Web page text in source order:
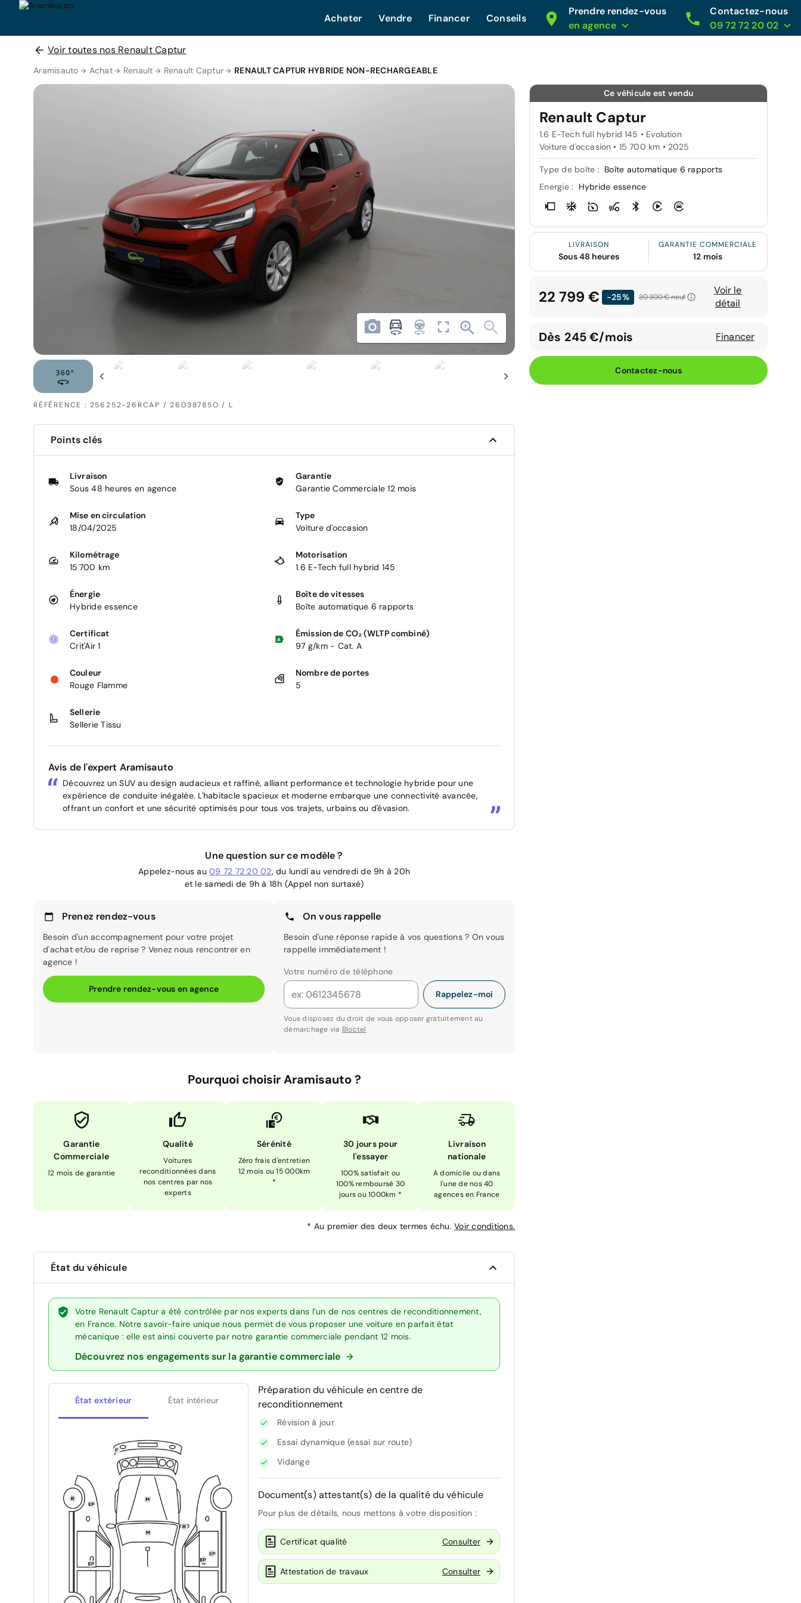
Acheter Vendre Financer Conseils
Prendre rendez-vous
en agence
Contactez-nous
09 72 72 20 02
Voir toutes nos Renault Captur
Aramisauto Achat Renault Renault Captur RENAULT CAPTUR HYBRIDE NON-RECHARGEABLE
RÉFÉRENCE : 256252-26RCAP / 26038785O / L
Ce véhicule est vendu
Renault Captur
1.6 E-Tech full hybrid 145 • Evolution
Voiture d'occasion • 15 700 km • 2025
Type de boîte : Boîte automatique 6 rapports
Energie :
Hybride essence
LIVRAISON
Sous 48 heures
GARANTIE COMMERCIALE
12 mois
22 799 € -25% 30 300 €neuf
Voir le
détail
Dès 245 €/mois Financer
Contactez-nous
Points clés
Livraison
Sous 48 heures en agence
Garantie
Garantie Commerciale 12 mois
Mise en circulation
18/04/2025
Type
Voiture d'occasion
Kilométrage
15 700 km
Motorisation
1.6 E-Tech full hybrid 145
Énergie
Hybride essence
Boîte de vitesses
Boîte automatique 6 rapports
Certificat
Crit'Air 1
Émission de CO₂ (WLTP combiné)
97 g/km - Cat. A
Couleur
Rouge Flamme
Nombre de portes
5
Sellerie
Sellerie Tissu
Avis de l'expert Aramisauto
Découvrez un SUV au design audacieux et raffiné, alliant performance et technologie hybride pour une
expérience de conduite inégalée. L'habitacle spacieux et moderne embarque une connectivité avancée,
offrant un confort et une sécurité optimisés pour tous vos trajets, urbains ou d'évasion.
Une question sur ce modèle ?
Appelez-nous au 09 72 72 20 02, du lundi au vendredi de 9h à 20h
et le samedi de 9h à 18h (Appel non surtaxé)
Prenez rendez-vous
Besoin d'un accompagnement pour votre projet
d'achat et/ou de reprise ? Venez nous rencontrer en
agence !
Prendre rendez-vous en agence
On vous rappelle
Besoin d'une réponse rapide à vos questions ? On vous
rappelle immédiatement !
Votre numéro de téléphone
Rappelez-moi
Vous disposez du droit de vous opposer gratuitement au
démarchage via Bloctel
Pourquoi choisir Aramisauto ?
Garantie
Commerciale
12 mois de garantie
Qualité
Voitures
reconditionnées dans
nos centres par nos
experts
Sérénité
Zéro frais d'entretien
12 mois ou 15 000km
*
30 jours pour
l'essayer
100% satisfait ou
100% remboursé 30
jours ou 1000km *
Livraison
nationale
A domicile ou dans
l'une de nos 40
agences en France
* Au premier des deux termes échu. Voir conditions.
État du véhicule
Votre Renault Captur a été contrôlée par nos experts dans l’un de nos centres de reconditionnement,
en France. Notre savoir-faire unique nous permet de vous proposer une voiture en parfait état
mécanique : elle est ainsi couverte par notre garantie commerciale pendant 12 mois.
Découvrez nos engagements sur la garantie commerciale
État extérieur État intérieur
Préparation du véhicule en centre de
reconditionnement
Révision à jour
Essai dynamique (essai sur route)
Vidange
Document(s) attestant(s) de la qualité du véhicule
Pour plus de détails, nous mettons à votre disposition :
Certificat qualité Consulter
Attestation de travaux Consulter